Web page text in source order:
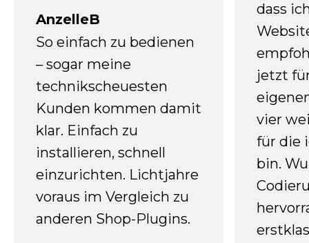
AnzelleB
So einfach zu bedienen
– sogar meine
technikscheuesten
Kunden kommen damit
klar. Einfach zu
installieren, schnell
einzurichten. Lichtjahre
voraus im Vergleich zu
anderen Shop-Plugins.
dass
jetzt
vier
für die
bin.